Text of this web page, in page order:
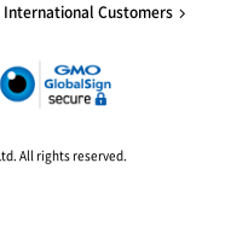
International Customers
All rights reserved.